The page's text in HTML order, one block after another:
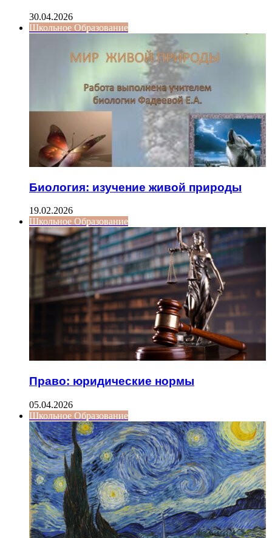
30.04.2026
Школьное Образование
Биология: изучение живой природы
19.02.2026
Школьное Образование
Право: юридические нормы
05.04.2026
Школьное Образование